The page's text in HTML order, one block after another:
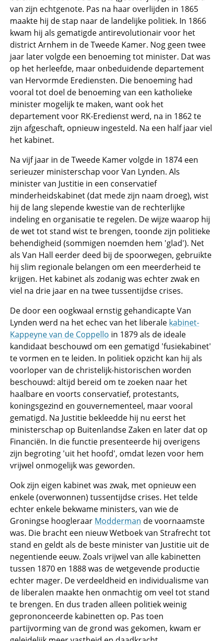
van zijn echtgenote. Pas na haar overlijden in 1865
maakte hij de stap naar de landelijke politiek. In 1866
kwam hij als gematigde antirevolutionair voor het
district Arnhem in de Tweede Kamer. Nog geen twee
jaar later volgde een benoeming tot minister. Dat was
op het herleefde, maar onbeduidende departement
van Hervormde Erediensten. Die benoeming had
vooral tot doel de benoeming van een katholieke
minister mogelijk te maken, want ook het
departement voor RK-Eredienst werd, na in 1862 te
zijn afgeschaft, opnieuw ingesteld. Na een half jaar viel
het kabinet.
Na vijf jaar in de Tweede Kamer volgde in 1874 een
serieuzer ministerschap voor Van Lynden. Als
minister van Justitie in een conservatief
minderheidskabinet (dat mede zijn naam droeg), wist
hij de lang slepende kwestie van de rechterlijke
indeling en organisatie te regelen. De wijze waarop hij
de wet tot stand wist te brengen, toonde zijn politieke
behendigheid (sommigen noemden hem 'glad'). Net
als Van Hall eerder deed bij de spoorwegen, gebruikte
hij slim regionale belangen om een meerderheid te
krijgen. Het kabinet als zodanig was echter zwak en
viel na drie jaar en na twee tussentijdse crises.
De door een oogkwaal ernstig gehandicapte Van
Lynden werd na het echec van het liberale kabinet-
Kappeyne van de Coppello in 1879 als de ideale
kandidaat beschouwd om een gematigd 'fusiekabinet'
te vormen en te leiden. In politiek opzicht kan hij als
voorloper van de christelijk-historischen worden
beschouwd: altijd bereid om te zoeken naar het
haalbare en voorts conservatief, protestants,
koningsgezind en gouvernementeel, maar vooral
gematigd. Na Justitie bekleedde hij nu eerst het
ministerschap op Buitenlandse Zaken en later dat op
Financiën. In die functie presenteerde hij overigens
zijn begroting 'uit het hoofd', omdat lezen voor hem
vrijwel onmogelijk was geworden.
Ook zijn eigen kabinet was zwak, met opnieuw een
enkele (overwonnen) tussentijdse crises. Het telde
echter enkele bekwame ministers, van wie de
Groningse hoogleraar Modderman de voornaamste
was. Die bracht een nieuw Wetboek van Strafrecht tot
stand en geldt als de beste minister van Justitie uit de
negentiende eeuw. Zoals vrijwel van alle kabinetten
tussen 1870 en 1888 was de wetgevende productie
echter mager. De verdeeldheid en individualisme van
de liberalen maakte hen onmachtig om veel tot stand
te brengen. En dus traden alleen politiek weinig
geprononceerde kabinetten op. Pas toen
partijvorming van de grond was gekomen, kwam er